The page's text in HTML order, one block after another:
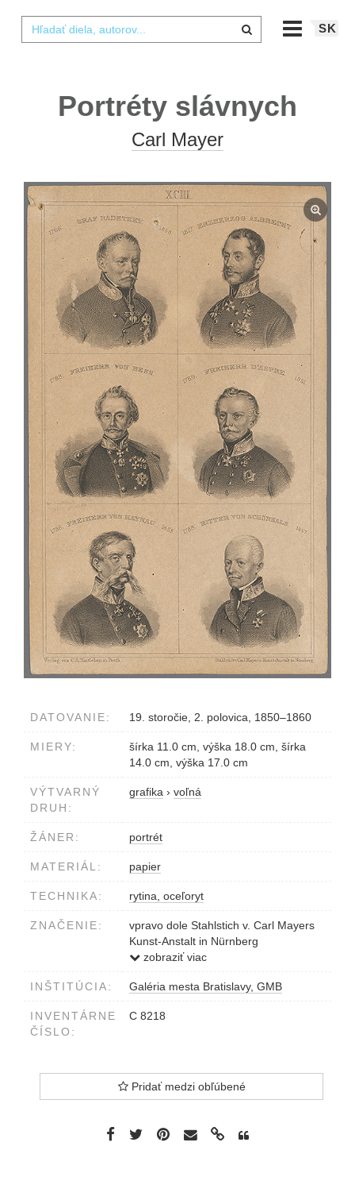
SK
Portréty slávnych
Carl Mayer
DATOVANIE: 19. storočie, 2. polovica, 1850–1860
MIERY:
šírka 11.0 cm, výška 18.0 cm, šírka
14.0 cm, výška 17.0 cm
VÝTVARNÝ
DRUH:
grafika › voľná
ŽÁNER: portrét
MATERIÁL: papier
TECHNIKA: rytina, oceľoryt
ZNAČENIE:
vpravo dole Stahlstich v. Carl Mayers
Kunst-Anstalt in Nürnberg
v ploche obrazu 1766 GRAF
VON HAYNAU 1853... 1789
vľavo dole Verlag... in Pesth
zobraziť viac
INŠTITÚCIA: Galéria mesta Bratislavy, GMB
INVENTÁRNE
ČÍSLO:
C 8218
Pridať medzi obľúbené